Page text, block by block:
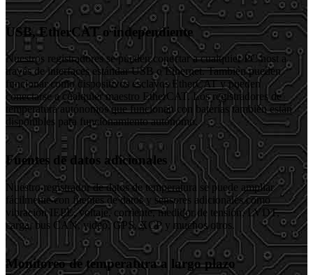
USB, EtherCAT o independiente
Nuestros registradores se pueden conectar a cualquier PC host a
través de interfaces estándar USB o Ethernet. También pueden
funcionar como dispositivos esclavos EtherCAT y pueden
conectarse a cualquier maestro EtherCAT. Los registradores de
temperatura autónomos que funcionan con baterías también están
disponibles para funcionamiento autónomo.
Fuentes de datos adicionales
Nuestro registrador de datos de temperatura se puede ampliar
fácilmente con fuentes de datos y sensores adicionales como
vibración IEPE, voltaje, corriente, medidor de tensión, LVDT,
carga, bus CAN, video, GPS, XCP y muchos otros.
Monitoreo de temperatura a largo plazo